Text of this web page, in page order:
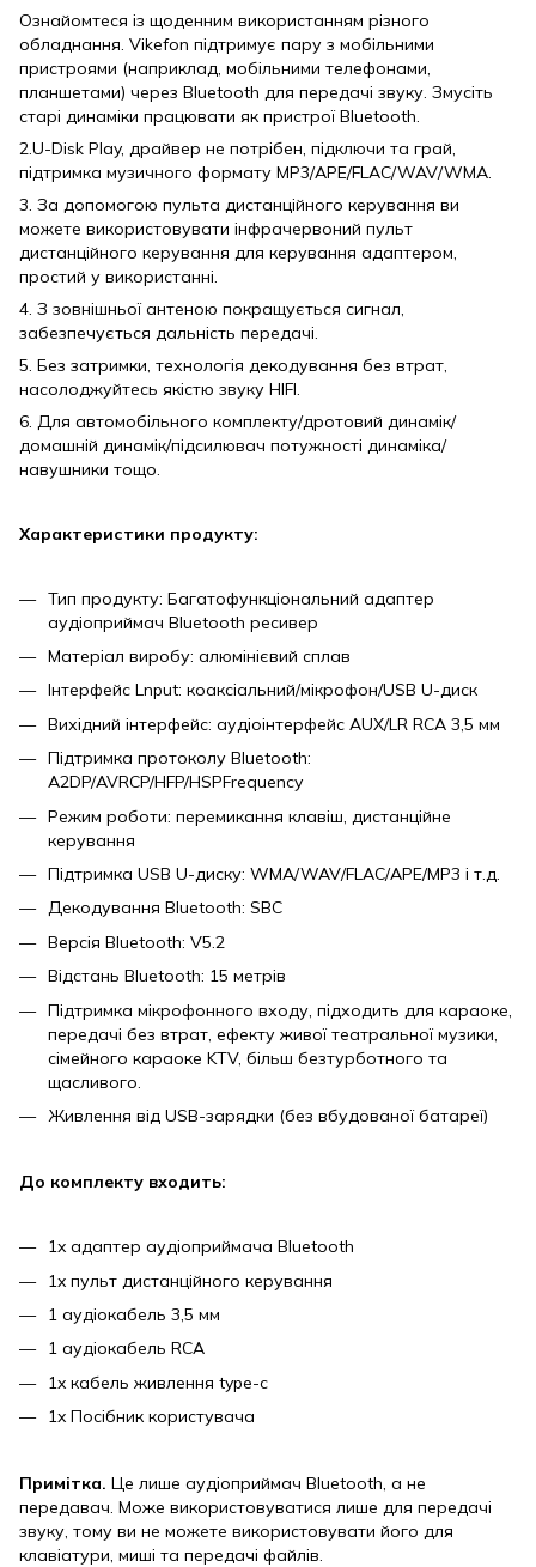
Ознайомтеся із щоденним використанням різного
обладнання. Vikefon підтримує пару з мобільними
пристроями (наприклад, мобільними телефонами,
планшетами) через Bluetooth для передачі звуку. Змусіть
старі динаміки працювати як пристрої Bluetooth.
2.U-Disk Play, драйвер не потрібен, підключи та грай,
підтримка музичного формату MP3/APE/FLAC/WAV/WMA.
3. За допомогою пульта дистанційного керування ви
можете використовувати інфрачервоний пульт
дистанційного керування для керування адаптером,
простий у використанні.
4. З зовнішньої антеною покращується сигнал,
забезпечується дальність передачі.
5. Без затримки, технологія декодування без втрат,
насолоджуйтесь якістю звуку HIFI.
6. Для автомобільного комплекту/дротовий динамік/
домашній динамік/підсилювач потужності динаміка/
навушники тощо.
Характеристики продукту:
Тип продукту: Багатофункціональний адаптер
аудіоприймач Bluetooth ресивер
Матеріал виробу: алюмінієвий сплав
Інтерфейс Lnput: коаксіальний/мікрофон/USB U-диск
Вихідний інтерфейс: аудіоінтерфейс AUX/LR RCA 3,5 мм
Підтримка протоколу Bluetooth:
A2DP/AVRCP/HFP/HSPFrequency
Режим роботи: перемикання клавіш, дистанційне
керування
Підтримка USB U-диску: WMA/WAV/FLAC/APE/MP3 і т.д.
Декодування Bluetooth: SBC
Версія Bluetooth: V5.2
Відстань Bluetooth: 15 метрів
Підтримка мікрофонного входу, підходить для караоке,
передачі без втрат, ефекту живої театральної музики,
сімейного караоке KTV, більш безтурботного та
щасливого.
Живлення від USB-зарядки (без вбудованої батареї)
До комплекту входить:
1x адаптер аудіоприймача Bluetooth
1x пульт дистанційного керування
1 аудіокабель 3,5 мм
1 аудіокабель RCA
1x кабель живлення type-c
1x Посібник користувача
Примітка. Це лише аудіоприймач Bluetooth, а не
передавач. Може використовуватися лише для передачі
звуку, тому ви не можете використовувати його для
клавіатури, миші та передачі файлів.